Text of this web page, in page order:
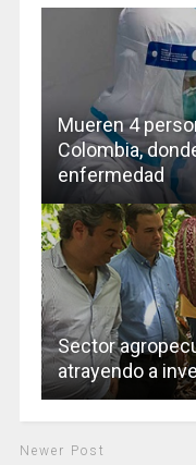
Mueren 4
Colombia,
enfermedad
Sector
atrayendo a
Newer Post